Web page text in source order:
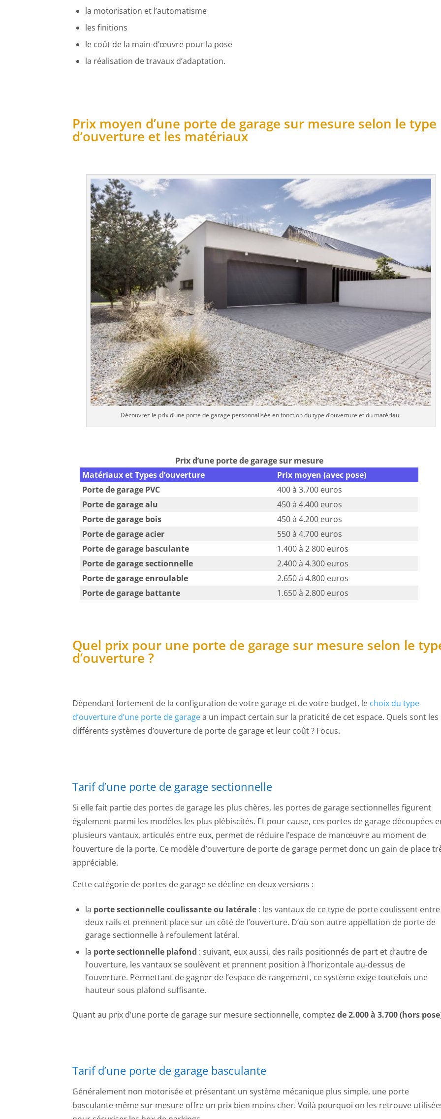
la motorisation et l’automatisme
les finitions
le coût de la main-d’œuvre pour la pose
la réalisation de travaux d’adaptation.
Prix moyen d’une porte de garage sur mesure selon le type
d’ouverture et les matériaux
Découvrez le prix d’une porte de garage personnalisée en fonction du type d’ouverture et du matériau.
Prix d’une porte de garage sur mesure
Matériaux et Types d’ouverture
Prix moyen (avec pose)
Porte de garage PVC
400 à 3.700 euros
Porte de garage alu
450 à 4.400 euros
Porte de garage bois
450 à 4.200 euros
Porte de garage acier
550 à 4.700 euros
Porte de garage basculante
1.400 à 2 800 euros
Porte de garage sectionnelle
2.400 à 4.300 euros
Porte de garage enroulable
2.650 à 4.800 euros
Porte de garage battante
1.650 à 2.800 euros
Quel prix pour une porte de garage sur mesure selon le
d’ouverture ?
Dépendant fortement de la configuration de votre garage et de votre budget, le choix du type
d’ouverture d’une porte de garagea un impact certain sur la praticité de cet espace. Quels sont les
différents systèmes d’ouverture de porte de garage et leur coût ? Focus.
Tarif d’une porte de garage sectionnelle
Si elle fait partie des portes de garage les plus chères, les portes de garage sectionnelles figurent
également parmi les modèles les plus plébiscités. Et pour cause, ces portes de garage découpées
plusieurs vantaux, articulés entre eux, permet de réduire l’espace de manœuvre au moment de
l’ouverture de la porte. Ce modèle d’ouverture de porte de garage permet donc un gain de place
appréciable.
Cette catégorie de portes de garage se décline en deux versions :
la porte sectionnelle coulissante ou latérale : les vantaux de ce type de porte coulissent entre
deux rails et prennent place sur un côté de l’ouverture. D’où son autre appellation de porte de
garage sectionnelle à refoulement latéral.
la porte sectionnelle plafond : suivant, eux aussi, des rails positionnés de part et d’autre de
l’ouverture, les vantaux se soulèvent et prennent position à l’horizontale au-dessus de
l’ouverture. Permettant de gagner de l’espace de rangement, ce système exige toutefois une
hauteur sous plafond suffisante.
Quant au prix d’une porte de garage sur mesure sectionnelle, comptez de 2.000 à 3.700 (hors
Tarif d’une porte de garage basculante
Généralement non motorisée et présentant un système mécanique plus simple, une porte
basculante même sur mesure offre un prix bien moins cher. Voilà pourquoi on les retrouve